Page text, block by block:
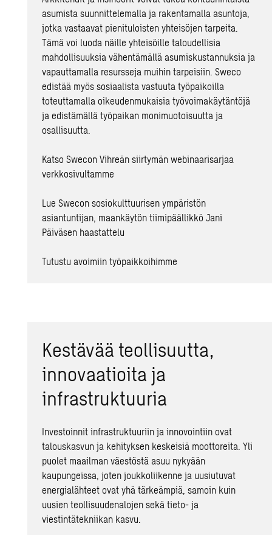
asumista suunnittelemalla ja rakentamalla asuntoja,
jotka vastaavat pienituloisten yhteisöjen tarpeita.
Tämä voi luoda näille yhteisöille taloudellisia
mahdollisuuksia vähentämällä asumiskustannuksia ja
vapauttamalla resursseja muihin tarpeisiin. Sweco
edistää myös sosiaalista vastuuta työpaikoilla
toteuttamalla oikeudenmukaisia työvoimakäytäntöjä
ja edistämällä työpaikan monimuotoisuutta ja
osallisuutta.
Katso Swecon Vihreän siirtymän webinaarisarjaa
verkkosivultamme
Lue Swecon sosiokulttuurisen ympäristön
asiantuntijan, maankäytön tiimipäällikkö Jani
Päiväsen haastattelu
Tutustu avoimiin työpaikkoihimme
Kestävää teollisuutta,
innovaatioita ja
infrastruktuuria
Investoinnit infrastruktuuriin ja innovointiin ovat
talouskasvun ja kehityksen keskeisiä moottoreita. Yli
puolet maailman väestöstä asuu nykyään
kaupungeissa, joten joukkoliikenne ja uusiutuvat
energialähteet ovat yhä tärkeämpiä, samoin kuin
uusien teollisuudenalojen sekä tieto- ja
viestintätekniikan kasvu.